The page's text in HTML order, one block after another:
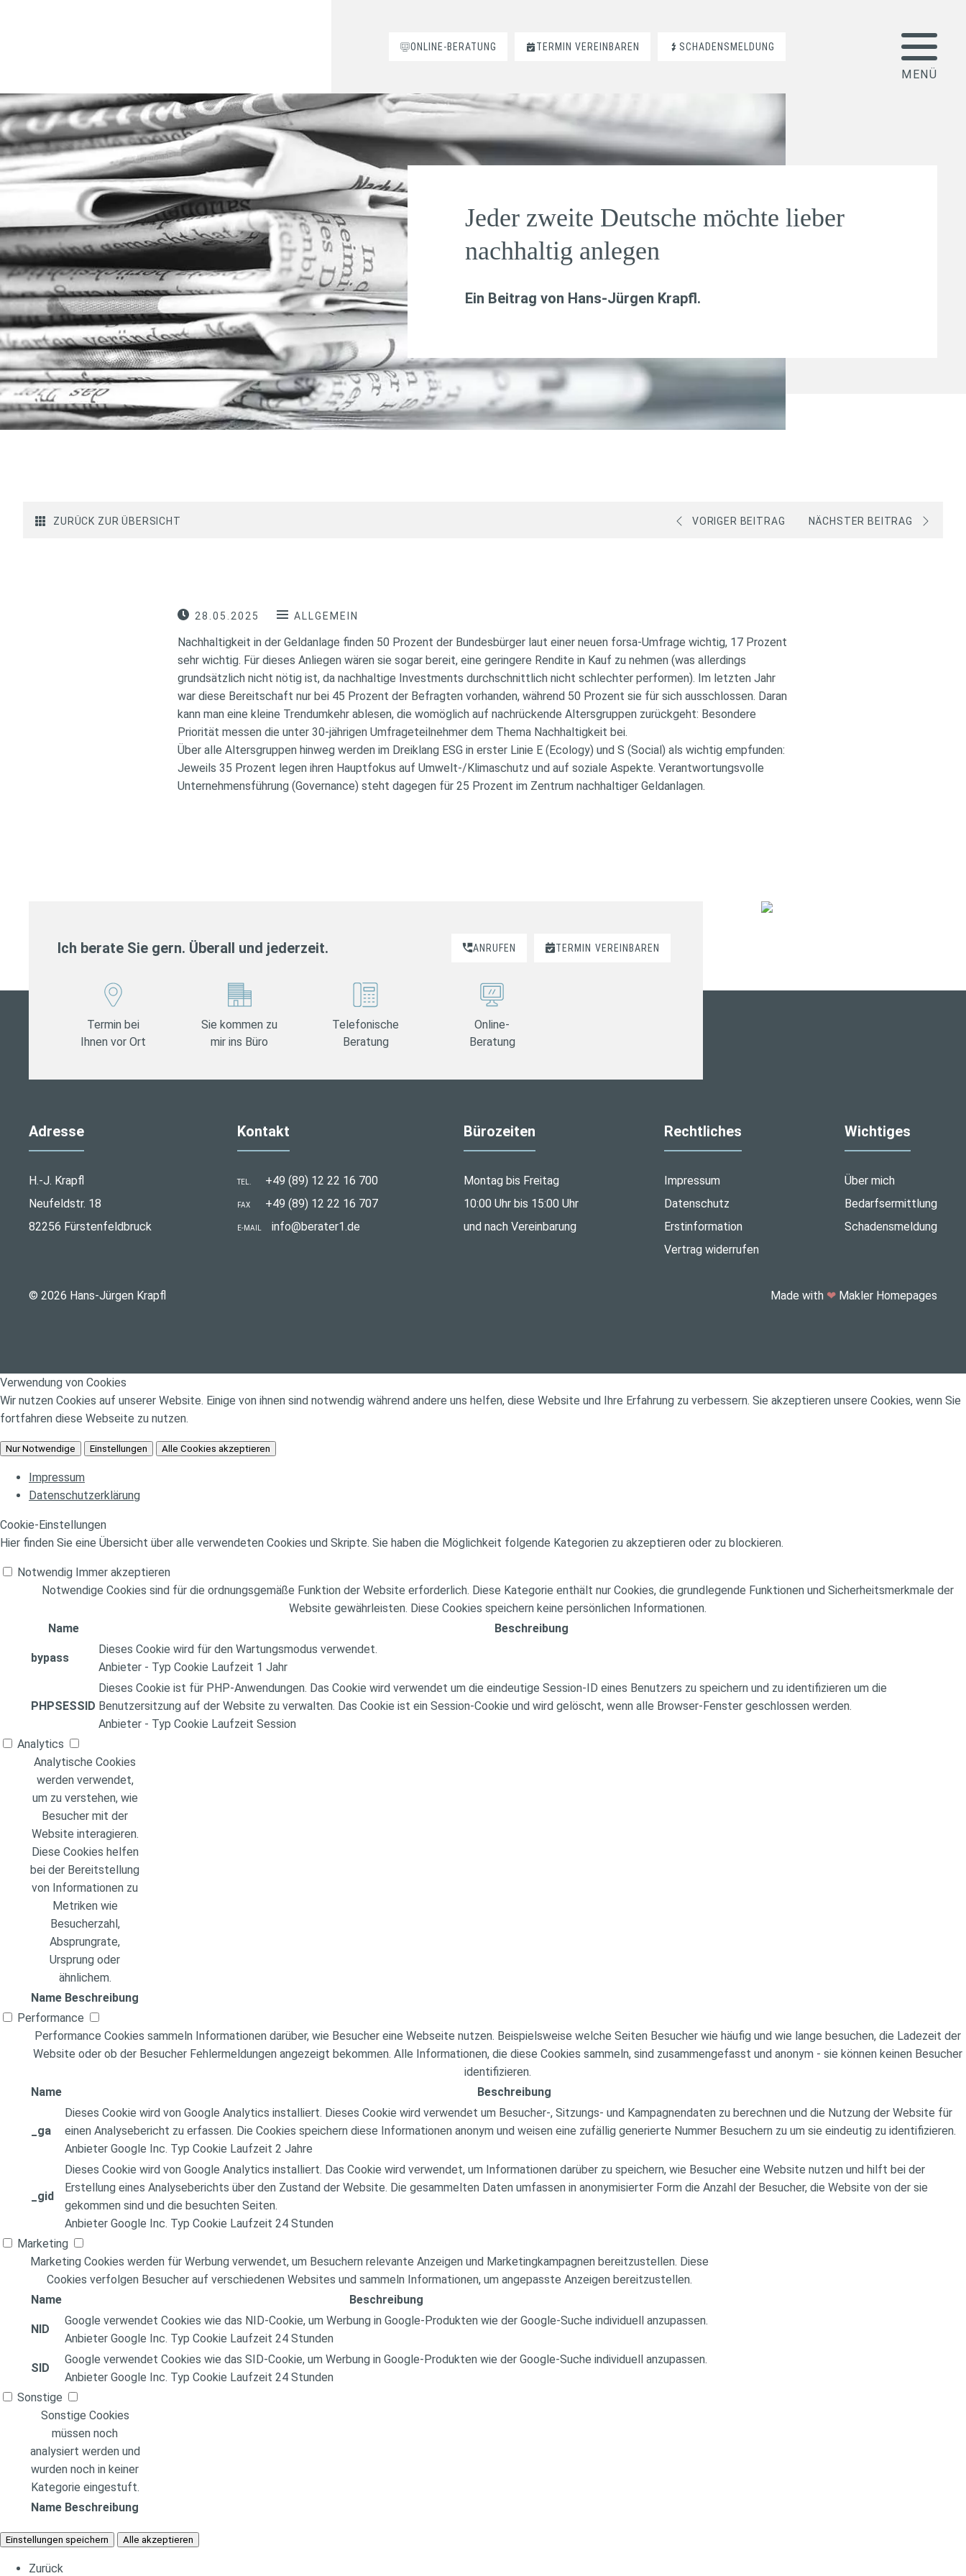
ONLINE-BERATUNG TERMIN VEREINBAREN SCHADENSMELDUNG
Jeder zweite Deutsche möchte lieber
nachhaltig anlegen
Ein Beitrag von Hans-Jürgen Krapfl.
ZURÜCK ZUR ÜBERSICHT VORIGER BEITRAG NÄCHSTER BEITRAG
28.05.2025 ALLGEMEIN
Nachhaltigkeit in der Geldanlage finden 50 Prozent der Bundesbürger laut einer neuen forsa-Umfrage wichtig, 17 Prozent
sehr wichtig. Für dieses Anliegen wären sie sogar bereit, eine geringere Rendite in Kauf zu nehmen (was allerdings
grundsätzlich nicht nötig ist, da nachhaltige Investments durchschnittlich nicht schlechter performen). Im letzten Jahr
war diese Bereitschaft nur bei 45 Prozent der Befragten vorhanden, während 50 Prozent sie für sich ausschlossen. Daran
kann man eine kleine Trendumkehr ablesen, die womöglich auf nachrückende Altersgruppen zurückgeht: Besondere
Priorität messen die unter 30-jährigen Umfrageteilnehmer dem Thema Nachhaltigkeit bei.
Über alle Altersgruppen hinweg werden im Dreiklang ESG in erster Linie E (Ecology) und S (Social) als wichtig empfunden:
Jeweils 35 Prozent legen ihren Hauptfokus auf Umwelt-/Klimaschutz und auf soziale Aspekte. Verantwortungsvolle
Unternehmensführung (Governance) steht dagegen für 25 Prozent im Zentrum nachhaltiger Geldanlagen.
Ich berate Sie gern. Überall und jederzeit. ANRUFEN TERMIN VEREINBAREN
Termin bei
Ihnen vor Ort
Sie kommen zu
mir ins Büro
Telefonische
Beratung
Online-
Beratung
Adresse
H.-J. Krapfl
Neufeldstr. 18
82256 Fürstenfeldbruck
Kontakt
TEL. +49 (89) 12 22 16 700
FAX +49 (89) 12 22 16 707
E-MAIL info@berater1.de
Bürozeiten
Montag bis Freitag
10:00 Uhr bis 15:00 Uhr
und nach Vereinbarung
Rechtliches
Impressum
Datenschutz
Erstinformation
Vertrag widerrufen
Wichtiges
Über mich
Bedarfsermittlung
Schadensmeldung
© 2026 Hans-Jürgen Krapfl Made with ❤Makler Homepages
Verwendung von Cookies
Wir nutzen Cookies auf unserer Website. Einige von ihnen sind notwendig während andere uns helfen, diese Website und Ihre Erfahrung zu verbessern. Sie akzeptieren unsere Cookies, wenn Sie
fortfahren diese Webseite zu nutzen.
Nur Notwendige Einstellungen Alle Cookies akzeptieren
Impressum
Datenschutzerklärung
Cookie-Einstellungen
Hier finden Sie eine Übersicht über alle verwendeten Cookies und Skripte. Sie haben die Möglichkeit folgende Kategorien zu akzeptieren oder zu blockieren.
Notwendig Immer akzeptieren
Notwendige Cookies sind für die ordnungsgemäße Funktion der Website erforderlich. Diese Kategorie enthält nur Cookies, die grundlegende Funktionen und Sicherheitsmerkmale der
Website gewährleisten. Diese Cookies speichern keine persönlichen Informationen.
Name
Beschreibung
bypass
Dieses Cookie wird für den Wartungsmodus verwendet.
Anbieter - Typ Cookie Laufzeit 1 Jahr
PHPSESSID
Dieses Cookie ist für PHP-Anwendungen. Das Cookie wird verwendet um die eindeutige Session-ID eines Benutzers zu speichern und zu identifizieren um die
Benutzersitzung auf der Website zu verwalten. Das Cookie ist ein Session-Cookie und wird gelöscht, wenn alle Browser-Fenster geschlossen werden.
Anbieter - Typ Cookie Laufzeit Session
Analytics
Analytische Cookies
werden verwendet,
um zu verstehen, wie
Besucher mit der
Website interagieren.
Diese Cookies helfen
bei der Bereitstellung
von Informationen zu
Metriken wie
Besucherzahl,
Absprungrate,
Ursprung oder
ähnlichem.
Name Beschreibung
Performance
Performance Cookies sammeln Informationen darüber, wie Besucher eine Webseite nutzen. Beispielsweise welche Seiten Besucher wie häufig und wie lange besuchen, die Ladezeit der
Website oder ob der Besucher Fehlermeldungen angezeigt bekommen. Alle Informationen, die diese Cookies sammeln, sind zusammengefasst und anonym - sie können keinen Besucher
identifizieren.
Name
Beschreibung
_ga
Dieses Cookie wird von Google Analytics installiert. Dieses Cookie wird verwendet um Besucher-, Sitzungs- und Kampagnendaten zu berechnen und die Nutzung der Website für
einen Analysebericht zu erfassen. Die Cookies speichern diese Informationen anonym und weisen eine zufällig generierte Nummer Besuchern zu um sie eindeutig zu identifizieren.
Anbieter Google Inc. Typ Cookie Laufzeit 2 Jahre
_gid
Dieses Cookie wird von Google Analytics installiert. Das Cookie wird verwendet, um Informationen darüber zu speichern, wie Besucher eine Website nutzen und hilft bei der
Erstellung eines Analyseberichts über den Zustand der Website. Die gesammelten Daten umfassen in anonymisierter Form die Anzahl der Besucher, die Website von der sie
gekommen sind und die besuchten Seiten.
Anbieter Google Inc. Typ Cookie Laufzeit 24 Stunden
Marketing
Marketing Cookies werden für Werbung verwendet, um Besuchern relevante Anzeigen und Marketingkampagnen bereitzustellen. Diese
Cookies verfolgen Besucher auf verschiedenen Websites und sammeln Informationen, um angepasste Anzeigen bereitzustellen.
Name
Beschreibung
NID
Google verwendet Cookies wie das NID-Cookie, um Werbung in Google-Produkten wie der Google-Suche individuell anzupassen.
Anbieter Google Inc. Typ Cookie Laufzeit 24 Stunden
SID
Google verwendet Cookies wie das SID-Cookie, um Werbung in Google-Produkten wie der Google-Suche individuell anzupassen.
Anbieter Google Inc. Typ Cookie Laufzeit 24 Stunden
Sonstige
Sonstige Cookies
müssen noch
analysiert werden und
wurden noch in keiner
Kategorie eingestuft.
Name Beschreibung
Einstellungen speichern Alle akzeptieren
Zurück